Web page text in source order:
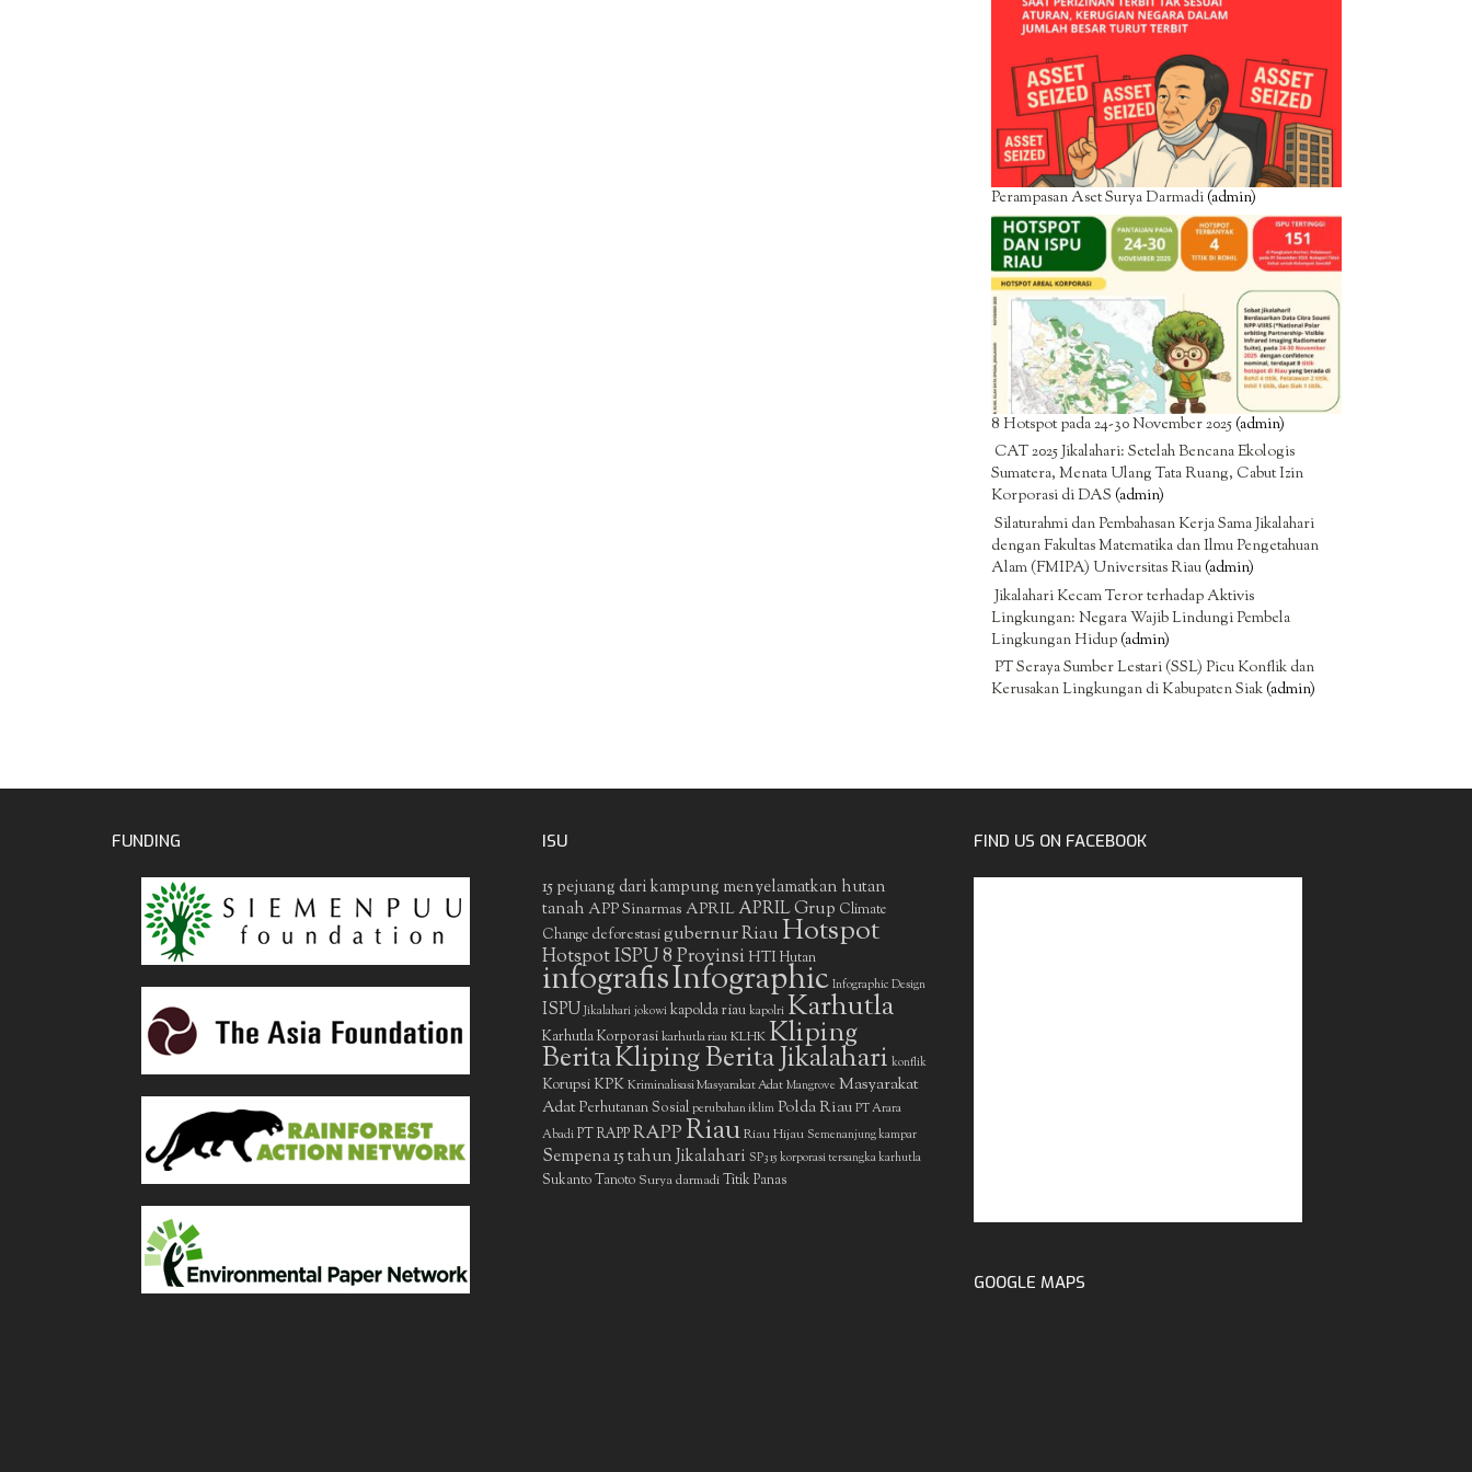
Perampasan Aset Surya Darmadi(admin)
8 Hotspot pada 24-30 November 2025(admin)
CAT 2025 Jikalahari: Setelah Bencana Ekologis
Sumatera, Menata Ulang Tata Ruang, Cabut Izin
Korporasi di DAS (admin)
Silaturahmi dan Pembahasan Kerja Sama Jikalahari
dengan Fakultas Matematika dan Ilmu Pengetahuan
Alam (FMIPA) Universitas Riau(admin)
Jikalahari Kecam Teror terhadap Aktivis
Lingkungan: Negara Wajib Lindungi Pembela
Lingkungan Hidup(admin)
PT Seraya Sumber Lestari (SSL) Picu Konflik dan
Kerusakan Lingkungan di Kabupaten Siak(admin)
FUNDING ISU
15 pejuang dari kampung menyelamatkan hutan
tanah APP Sinarmas APRIL APRIL Grup Climate
Change deforestasigubernur RiauHotspot
Hotspot ISPU 8 ProvinsiHTIHutan
infografisInfographic Infographic Design
ISPU Jikalahari jokowi kapolda riau kapolri Karhutla
Karhutla Korporasi karhutla riau KLHKKliping
BeritaKliping Berita Jikalahari konflik
Korupsi KPK Kriminalisasi Masyarakat Adat Mangrove Masyarakat
AdatPerhutanan Sosial perubahan iklim Polda Riau PT Arara
Abadi PT RAPPRAPPRiauRiau Hijau Semenanjung kampar
Sempena 15 tahun Jikalahari SP3 15 korporasi tersangka karhutla
Sukanto Tanoto Surya darmadiTitik Panas
FIND US ON FACEBOOK
GOOGLE MAPS